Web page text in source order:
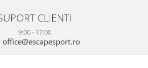
CLIENTI
9:00 - 17:00
office@escapesport.ro